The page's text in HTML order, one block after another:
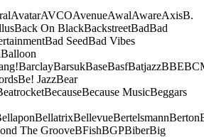
AvatarAVCOAvenueAwalAwareAxisB.
Back On BlackBackstreetBadBad
Bad SeedBad Vibes
Balloon
BarclayBarsukBaseBasfBatjazzBBE
Be! JazzBear
BecauseBecause MusicBeggars
BellatrixBellevueBertelsmannBerton
The GrooveBFishBGPBiberBig